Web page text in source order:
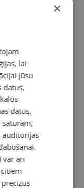
×
lai
jūsu
datus,
datus,
saturam,
auditorijas
var arī